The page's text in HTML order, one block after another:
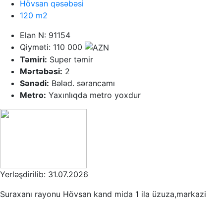
Hövsan qəsəbəsi
120 m2
Elan N: 91154
Qiyməti: 110 000
Təmiri: Super təmir
Mərtəbəsi: 2
Sənədi: Bələd. sərancamı
Metro: Yaxınlıqda metro yoxdur
Yerləşdirilib: 31.07.2026
Suraxanı rayonu Hövsan kand mida 1 ila üzuza,markazi